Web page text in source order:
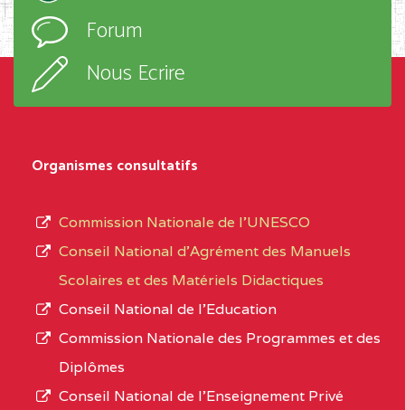
D'ENSEIGNEMENT
PROFESSIONNEL
(CEGEP) STE FOI BP
:4740 YAOUNDE
CENTRE
COLLEGE PANAFRICAIN
DE L'EXCELLENCE BP
d’enseignement,
type
L’offre
Forum
Nous Ecrire
Organismes consultatifs
Commission Nationale de l’UNESCO
Conseil National d’Agrément des Manuels
Scolaires et des Matériels Didactiques
Conseil National de l’Education
Commission Nationale des Programmes et des
Diplômes
Conseil National de l’Enseignement Privé